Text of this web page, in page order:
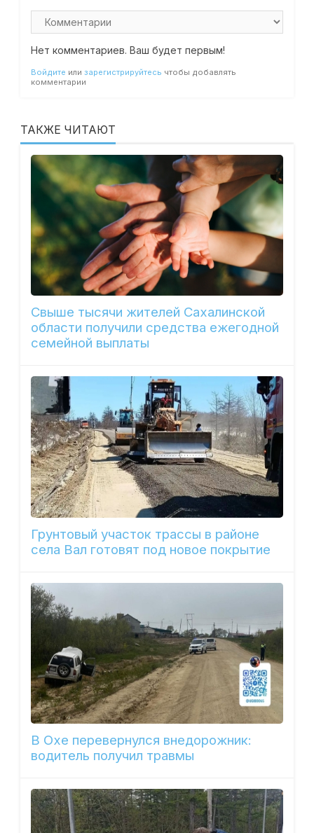
Нет комментариев. Ваш будет первым!
Войдите или зарегистрируйтесь чтобы добавлять
комментарии
ТАКЖЕ ЧИТАЮТ
Свыше тысячи жителей Сахалинской
области получили средства ежегодной
семейной выплаты
Грунтовый участок трассы в районе
села Вал готовят под новое покрытие
В Охе перевернулся внедорожник:
водитель получил травмы